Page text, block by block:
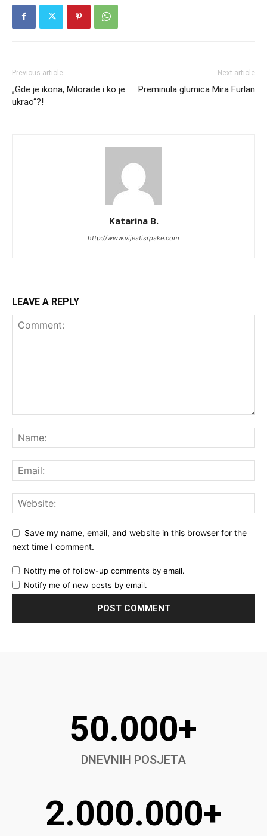
Previous article
„Gde je ikona, Milorade i ko je
ukrao“?!
Next article
Preminula glumica Mira Furlan
Katarina B.
http://www.vijestisrpske.com
LEAVE A REPLY
Save my name, email, and website in this browser for the
next time I comment.
Notify me of follow-up comments by email.
Notify me of new posts by email.
50.000+
DNEVNIH POSJETA
2.000.000+